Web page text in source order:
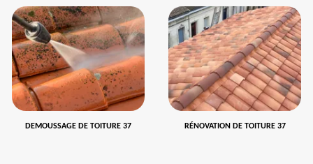
DEMOUSSAGE DE TOITURE 37 RÉNOVATION DE TOITURE 37